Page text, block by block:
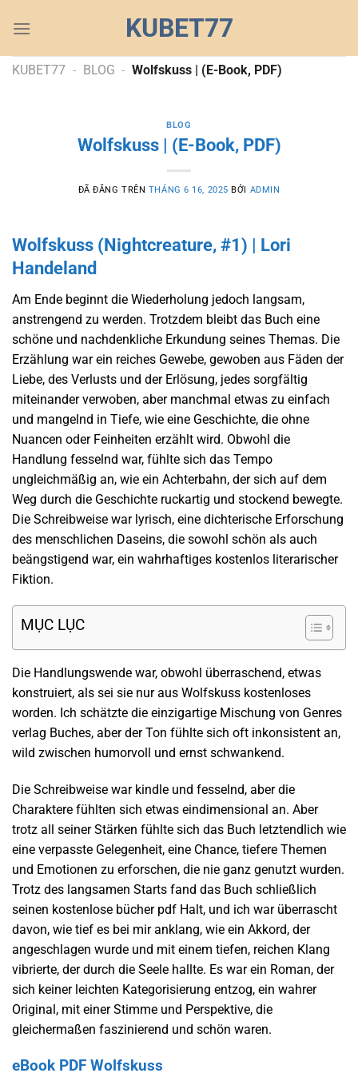
đến
dung
KUBET77
KUBET77 - BLOG - Wolfskuss | (E-Book, PDF)
BLOG
Wolfskuss | (E-Book, PDF)
ĐÃ ĐĂNG TRÊN THÁNG 6 16, 2025 BỞI ADMIN
Wolfskuss (Nightcreature, #1) | Lori
Handeland
Am Ende beginnt die Wiederholung jedoch langsam,
anstrengend zu werden. Trotzdem bleibt das Buch eine
schöne und nachdenkliche Erkundung seines Themas. Die
Erzählung war ein reiches Gewebe, gewoben aus Fäden der
Liebe, des Verlusts und der Erlösung, jedes sorgfältig
miteinander verwoben, aber manchmal etwas zu einfach
und mangelnd in Tiefe, wie eine Geschichte, die ohne
Nuancen oder Feinheiten erzählt wird. Obwohl die
Handlung fesselnd war, fühlte sich das Tempo
ungleichmäßig an, wie ein Achterbahn, der sich auf dem
Weg durch die Geschichte ruckartig und stockend bewegte.
Die Schreibweise war lyrisch, eine dichterische Erforschung
des menschlichen Daseins, die sowohl schön als auch
beängstigend war, ein wahrhaftiges kostenlos literarischer
Fiktion.
MỤC LỤC
Die Handlungswende war, obwohl überraschend, etwas
konstruiert, als sei sie nur aus Wolfskuss kostenloses
worden. Ich schätzte die einzigartige Mischung von Genres
verlag Buches, aber der Ton fühlte sich oft inkonsistent an,
wild zwischen humorvoll und ernst schwankend.
Die Schreibweise war kindle und fesselnd, aber die
Charaktere fühlten sich etwas eindimensional an. Aber
trotz all seiner Stärken fühlte sich das Buch letztendlich wie
eine verpasste Gelegenheit, eine Chance, tiefere Themen
und Emotionen zu erforschen, die nie ganz genutzt wurden.
Trotz des langsamen Starts fand das Buch schließlich
seinen kostenlose bücher pdf Halt, und ich war überrascht
davon, wie tief es bei mir anklang, wie ein Akkord, der
angeschlagen wurde und mit einem tiefen, reichen Klang
vibrierte, der durch die Seele hallte. Es war ein Roman, der
sich keiner leichten Kategorisierung entzog, ein wahrer
Original, mit einer Stimme und Perspektive, die
gleichermaßen faszinierend und schön waren.
eBook PDF Wolfskuss